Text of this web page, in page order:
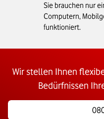
Sie brauchen nur
Computern,
funktioniert.
Wir stellen Ihnen
Bedürfnissen